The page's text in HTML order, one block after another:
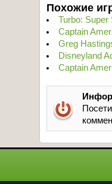
Похожие
Turbo: Super
Captain
Greg
Disneyland
Captain